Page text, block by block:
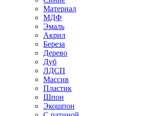
Материал
МДФ
Эмаль
Акрил
Береза
Дерево
Дуб
ЛДСП
Массив
Пластик
Шпон
Экошпон